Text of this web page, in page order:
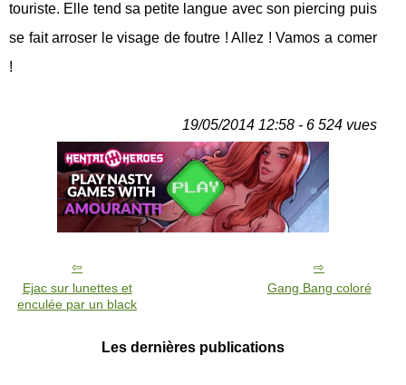
touriste. Elle tend sa petite langue avec son piercing puis
se fait arroser le visage de foutre ! Allez ! Vamos a comer
!
19/05/2014 12:58 - 6 524 vues
Ejac sur lunettes et
enculée par un black
Gang Bang coloré
Les dernières publications